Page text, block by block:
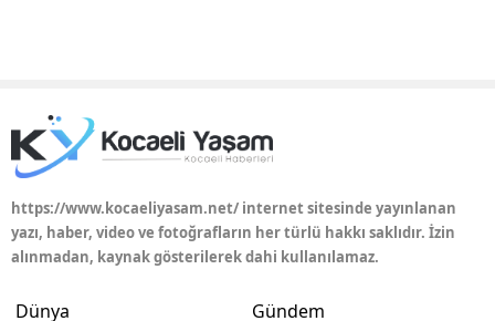
https://www.kocaeliyasam.net/ internet sitesinde yayınlanan
yazı, haber, video ve fotoğrafların her türlü hakkı saklıdır. İzin
alınmadan, kaynak gösterilerek dahi kullanılamaz.
Dünya
Gündem